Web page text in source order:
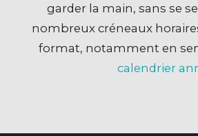
garder la main, sans se
nombreux créneaux
format, notamment en
calendrier